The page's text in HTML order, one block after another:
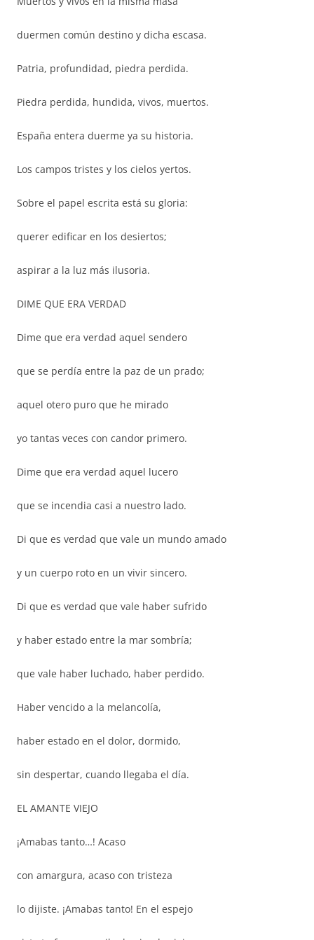
duermen común destino y dicha escasa.
Patria, profundidad, piedra perdida.
Piedra perdida, hundida, vivos, muertos.
España entera duerme ya su historia.
Los campos tristes y los cielos yertos.
Sobre el papel escrita está su gloria:
querer edificar en los desiertos;
aspirar a la luz más ilusoria.
DIME QUE ERA VERDAD
Dime que era verdad aquel sendero
que se perdía entre la paz de un prado;
aquel otero puro que he mirado
yo tantas veces con candor primero.
Dime que era verdad aquel lucero
que se incendia casi a nuestro lado.
Di que es verdad que vale un mundo amado
y un cuerpo roto en un vivir sincero.
Di que es verdad que vale haber sufrido
y haber estado entre la mar sombría;
que vale haber luchado, haber perdido.
Haber vencido a la melancolía,
haber estado en el dolor, dormido,
sin despertar, cuando llegaba el día.
EL AMANTE VIEJO
¡Amabas tanto…! Acaso
con amargura, acaso con tristeza
lo dijiste. ¡Amabas tanto! En el espejo